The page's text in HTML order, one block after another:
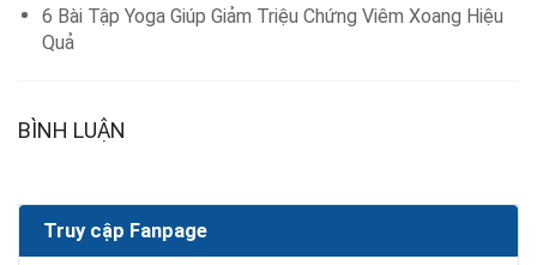
6 Bài Tập Yoga Giúp Giảm Triệu Chứng Viêm Xoang Hiệu
Quả
BÌNH LUẬN
Truy cập Fanpage